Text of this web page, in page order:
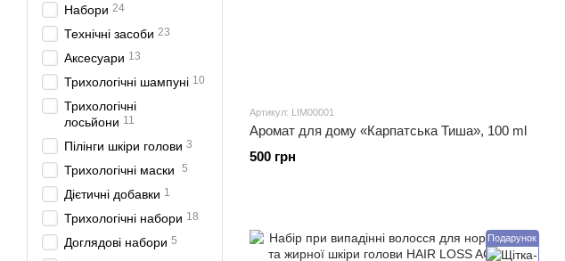
Артикул: LIM00001
Аромат для дому «Карпатська Тиша», 100 ml
500 грн
Подарунок
Набори 24
Технічні засоби 23
Аксесуари 13
Трихологічні шампуні 10
Трихологічні
лосьйони 11
Пілінги шкіри голови 3
Трихологічні маски 5
Дієтичні добавки 1
Трихологічні набори 18
Доглядові набори 5